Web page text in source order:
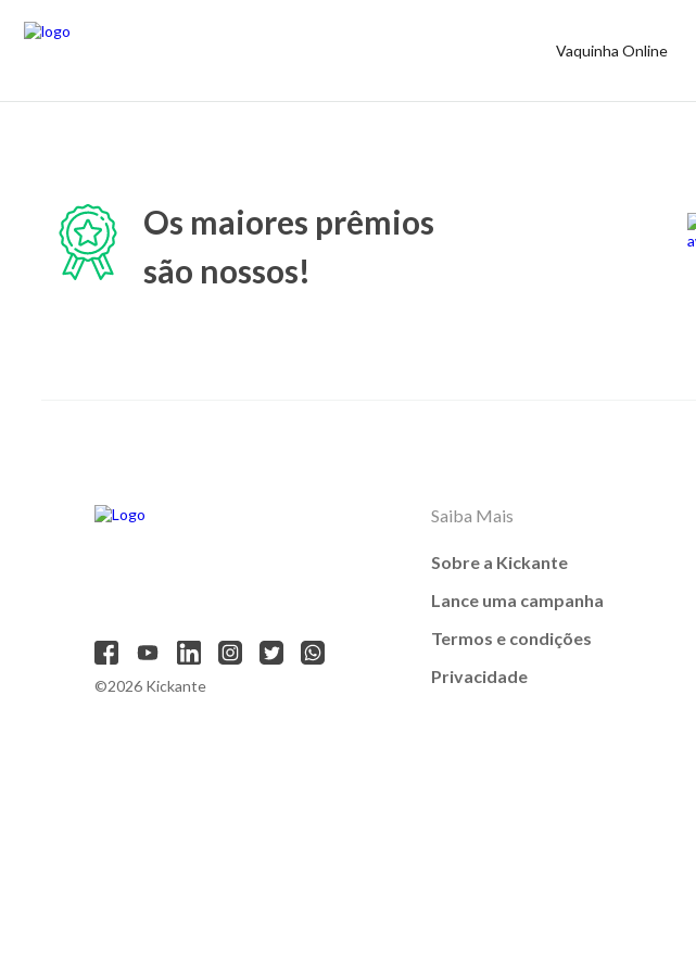
Vaquinha Online
Os maiores prêmios
são nossos!
©2026 Kickante
Saiba Mais
Sobre a Kickante
Lance uma campanha
Termos e condições
Privacidade